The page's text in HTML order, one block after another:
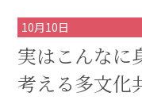
10月10日
実はこんなに
考える多文化